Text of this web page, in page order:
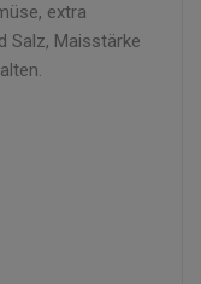
extra
Salz, Maisstärke